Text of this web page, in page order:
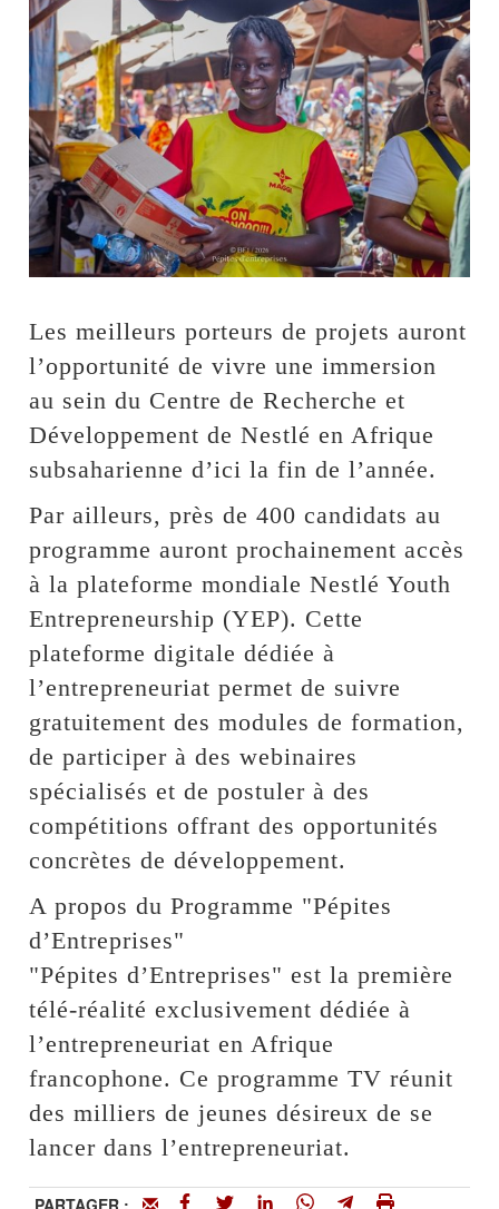
Les meilleurs porteurs de projets auront
l’opportunité de vivre une immersion
au sein du Centre de Recherche et
Développement de Nestlé en Afrique
subsaharienne d’ici la fin de l’année.
Par ailleurs, près de 400 candidats au
programme auront prochainement accès
à la plateforme mondiale Nestlé Youth
Entrepreneurship (YEP). Cette
plateforme digitale dédiée à
l’entrepreneuriat permet de suivre
gratuitement des modules de formation,
de participer à des webinaires
spécialisés et de postuler à des
compétitions offrant des opportunités
concrètes de développement.
A propos du Programme "Pépites
d’Entreprises"
"Pépites d’Entreprises" est la première
télé-réalité exclusivement dédiée à
l’entrepreneuriat en Afrique
francophone. Ce programme TV réunit
des milliers de jeunes désireux de se
lancer dans l’entrepreneuriat.
PARTAGER :